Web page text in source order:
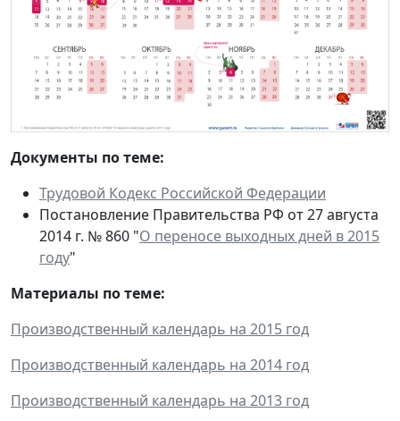
Документы по теме:
Трудовой Кодекс Российской Федерации
Постановление Правительства РФ от 27 августа
2014 г. № 860 "О переносе выходных дней в 2015
году"
Материалы по теме:
Производственный календарь на 2015 год
Производственный календарь на 2014 год
Производственный календарь на 2013 год